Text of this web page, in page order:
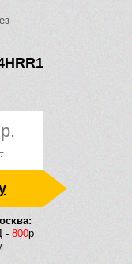
р.
- 800р